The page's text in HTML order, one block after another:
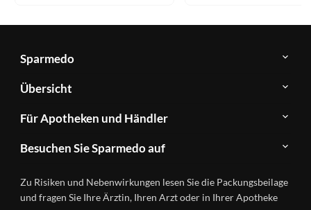
Sparmedo
Über
Sparmedo
FAQ
Kontakt
Datenschutz
Nutzungsbedingungen
Übersicht
Herstellerverzeichnis
Produkte
A-
Ratgeber
Wirkstoffe
Für Apotheken und Händler
&
Händlerlogin
Besuchen Sie Sparmedo auf
Instagram
Zu Risiken und Nebenwirkungen lesen Sie die Packungsbeilage
und fragen Sie Ihre Ärztin, Ihren Arzt oder in Ihrer Apotheke